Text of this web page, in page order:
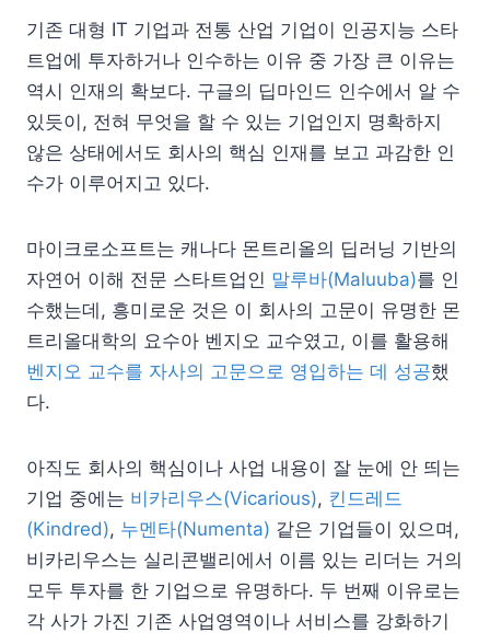
기존 대형 IT 기업과 전통 산업 기업이 인공지능 스타
트업에 투자하거나 인수하는 이유 중 가장 큰 이유는
역시 인재의 확보다. 구글의 딥마인드 인수에서 알 수
있듯이, 전혀 무엇을 할 수 있는 기업인지 명확하지
않은 상태에서도 회사의 핵심 인재를 보고 과감한 인
수가 이루어지고 있다.
마이크로소프트는 캐나다 몬트리올의 딥러닝 기반의
자연어 이해 전문 스타트업인 말루바(Maluuba)를 인
수했는데, 흥미로운 것은 이 회사의 고문이 유명한 몬
트리올대학의 요수아 벤지오 교수였고, 이를 활용해
벤지오 교수를 자사의 고문으로 영입하는 데 성공했
다.
아직도 회사의 핵심이나 사업 내용이 잘 눈에 안 띄는
기업 중에는 비카리우스(Vicarious), 킨드레드
(Kindred), 누멘타(Numenta) 같은 기업들이 있으며,
비카리우스는 실리콘밸리에서 이름 있는 리더는 거의
모두 투자를 한 기업으로 유명하다. 두 번째 이유로는
각 사가 가진 기존 사업영역이나 서비스를 강화하기